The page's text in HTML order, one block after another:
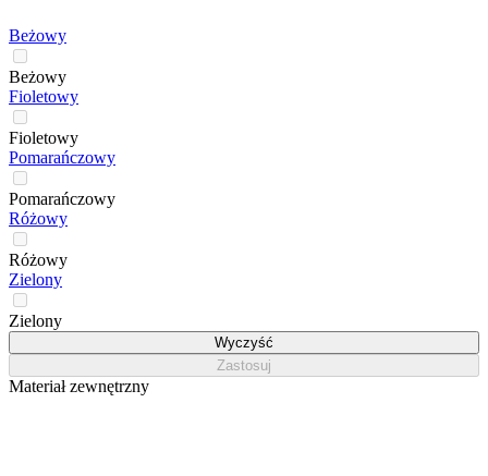
Beżowy
Beżowy
Fioletowy
Fioletowy
Pomarańczowy
Pomarańczowy
Różowy
Różowy
Zielony
Zielony
Wyczyść
Zastosuj
Materiał zewnętrzny